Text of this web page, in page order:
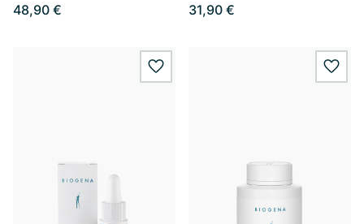
48,90 € 31,90 €
wishlist.add